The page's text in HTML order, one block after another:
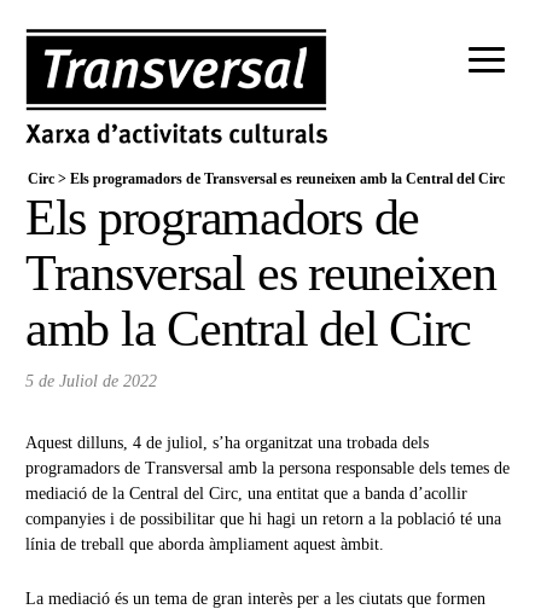
Circ > Els programadors de Transversal es reuneixen amb la Central del Circ
Els programadors de
Transversal es reuneixen
amb la Central del Circ
5 de Juliol de 2022
Aquest dilluns, 4 de juliol, s’ha organitzat una trobada dels
programadors de Transversal amb la persona responsable dels temes de
mediació de la Central del Circ, una entitat que a banda d’acollir
companyies i de possibilitar que hi hagi un retorn a la població té una
línia de treball que aborda àmpliament aquest àmbit.
La mediació és un tema de gran interès per a les ciutats que formen